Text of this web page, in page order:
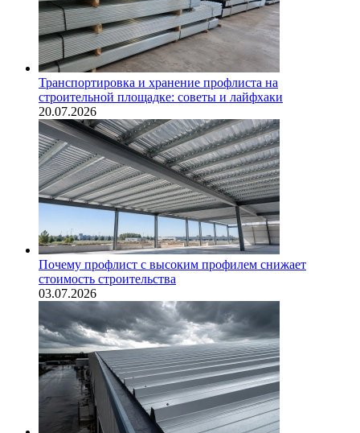
Транспортировка и хранение профлиста на
строительной площадке: советы и лайфхаки
20.07.2026
Почему профлист с высоким профилем снижает
стоимость строительства
03.07.2026